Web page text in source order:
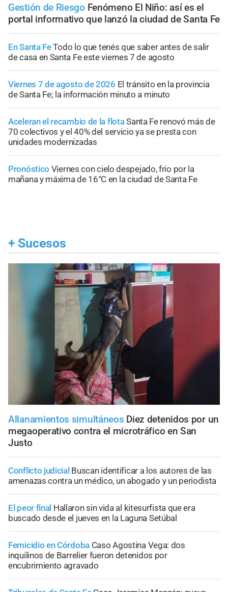
Gestión de Riesgo Fenómeno El Niño: así es el
portal informativo que lanzó la ciudad de Santa Fe
En Santa FeTodo lo que tenés que saber antes de salir
de casa en Santa Fe este viernes 7 de agosto
Viernes 7 de agosto de 2026 El tránsito en la provincia
de Santa Fe; la información minuto a minuto
Aceleran el recambio de la flotaSanta Fe renovó más de
70 colectivos y el 40% del servicio ya se presta con
unidades modernizadas
Pronóstico Viernes con cielo despejado, frío por la
mañana y máxima de 16°C en la ciudad de Santa Fe
+ Sucesos
Allanamientos simultáneos Diez detenidos por un
megaoperativo contra el microtráfico en San
Justo
Conflicto judicial Buscan identificar a los autores de las
amenazas contra un médico, un abogado y un periodista
El peor final Hallaron sin vida al kitesurfista que era
buscado desde el jueves en la Laguna Setúbal
Femicidio en Córdoba Caso Agostina Vega: dos
inquilinos de Barrelier fueron detenidos por
encubrimiento agravado